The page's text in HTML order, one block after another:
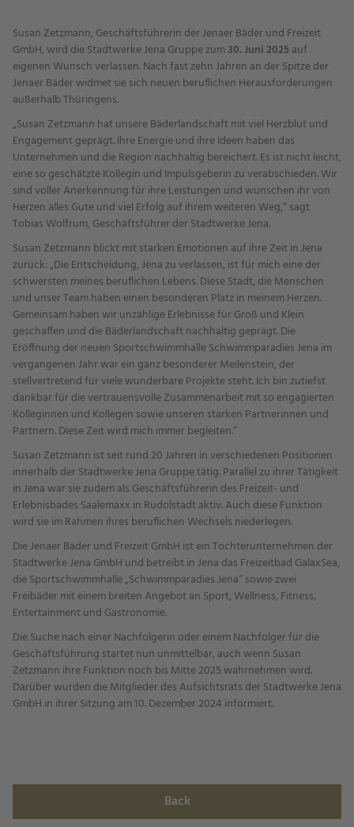
Susan Zetzmann, Geschäftsführerin der Jenaer Bäder und Freizeit
GmbH, wird die Stadtwerke Jena Gruppe zum30. Juni 2025auf
eigenen Wunsch verlassen. Nach fast zehn Jahren an der Spitze der
Jenaer Bäder widmet sie sich neuen beruflichen Herausforderungen
außerhalb Thüringens.
„Susan Zetzmann hat unsere Bäderlandschaft mit viel Herzblut und
Engagement geprägt. Ihre Energie und ihre Ideen haben das
Unternehmen und die Region nachhaltig bereichert. Es ist nicht leicht,
eine so geschätzte Kollegin und Impulsgeberin zu verabschieden. Wir
sind voller Anerkennung für ihre Leistungen und wünschen ihr von
Herzen alles Gute und viel Erfolg auf ihrem weiteren Weg,“ sagt
Tobias Wolfrum, Geschäftsführer der Stadtwerke Jena.
Susan Zetzmann blickt mit starken Emotionen auf ihre Zeit in Jena
zurück: „Die Entscheidung, Jena zu verlassen, ist für mich eine der
schwersten meines beruflichen Lebens. Diese Stadt, die Menschen
und unser Team haben einen besonderen Platz in meinem Herzen.
Gemeinsam haben wir unzählige Erlebnisse für Groß und Klein
geschaffen und die Bäderlandschaft nachhaltig geprägt. Die
Eröffnung der neuen Sportschwimmhalle Schwimmparadies Jena im
vergangenen Jahr war ein ganz besonderer Meilenstein, der
stellvertretend für viele wunderbare Projekte steht. Ich bin zutiefst
dankbar für die vertrauensvolle Zusammenarbeit mit so engagierten
Kolleginnen und Kollegen sowie unseren starken Partnerinnen und
Partnern. Diese Zeit wird mich immer begleiten.“
Susan Zetzmann ist seit rund 20 Jahren in verschiedenen Positionen
innerhalb der Stadtwerke Jena Gruppe tätig. Parallel zu ihrer Tätigkeit
in Jena war sie zudem als Geschäftsführerin des Freizeit- und
Erlebnisbades Saalemaxx in Rudolstadt aktiv. Auch diese Funktion
wird sie im Rahmen ihres beruflichen Wechsels niederlegen.
Die Jenaer Bäder und Freizeit GmbH ist ein Tochterunternehmen der
Stadtwerke Jena GmbH und betreibt in Jena das Freizeitbad GalaxSea,
die Sportschwimmhalle „Schwimmparadies Jena“ sowie zwei
Freibäder mit einem breiten Angebot an Sport, Wellness, Fitness,
Entertainment und Gastronomie.
Die Suche nach einer Nachfolgerin oder einem Nachfolger für die
Geschäftsführung startet nun unmittelbar, auch wenn Susan
Zetzmann ihre Funktion noch bis Mitte 2025 wahrnehmen wird.
Darüber wurden die Mitglieder des Aufsichtsrats der Stadtwerke Jena
GmbH in ihrer Sitzung am 10. Dezember 2024 informiert.
Back